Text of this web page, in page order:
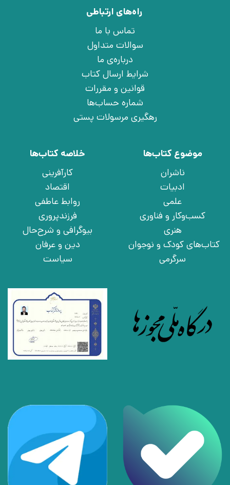
راه‌های ارتباطی
تماس با ما
سوالات متداول
درباره‌ی ما
شرایط ارسال کتاب
قوانین و مقررات
شماره حساب‌ها
رهگیری مرسولات پستی
موضوع کتاب‌ها
ناشران
ادبیات
علمی
کسب‌وکار و فناوری
هنری
کتاب‌های کودک و نوجوان
سرگرمی
خلاصه کتاب‌ها
کارآفرینی
اقتصاد
روابط عاطفی
فرزندپروری
بیوگرافی و شرح‌حال
دین و عرفان
سیاست